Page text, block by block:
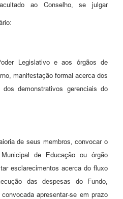
ao Conselho, se julgar
Legislativo e aos órgãos de
manifestação formal acerca dos
demonstrativos gerenciais do
de seus membros, convocar o
de Educação ou órgão
esclarecimentos acerca do fluxo
das despesas do Fundo,
apresentar-se em prazo